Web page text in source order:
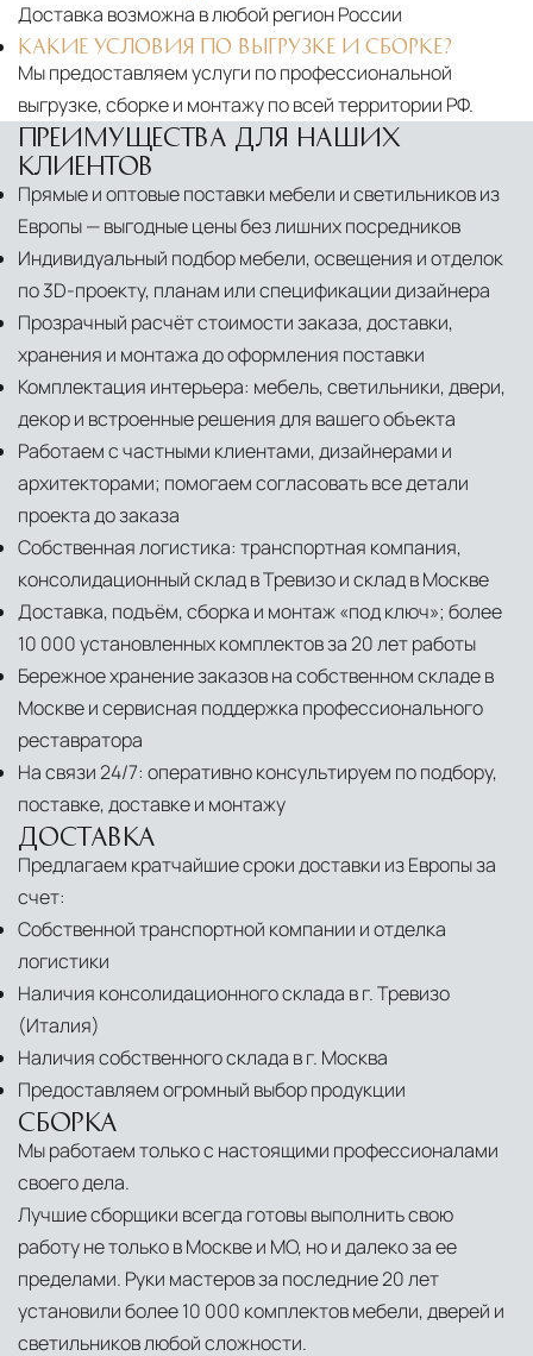
Доставка возможна в любой регион России
КАКИЕ УСЛОВИЯ ПО ВЫГРУЗКЕ И СБОРКЕ?
Мы предоставляем услуги по профессиональной
выгрузке, сборке и монтажу по всей территории РФ.
ПРЕИМУЩЕСТВА ДЛЯ НАШИХ
КЛИЕНТОВ
Прямые и оптовые поставки мебели и светильников из
Европы — выгодные цены без лишних посредников
Индивидуальный подбор мебели, освещения и отделок
по 3D-проекту, планам или спецификации дизайнера
Прозрачный расчёт стоимости заказа, доставки,
хранения и монтажа до оформления поставки
Комплектация интерьера: мебель, светильники, двери,
декор и встроенные решения для вашего объекта
Работаем с частными клиентами, дизайнерами и
архитекторами; помогаем согласовать все детали
проекта до заказа
Собственная логистика: транспортная компания,
консолидационный склад в Тревизо и склад в Москве
Доставка, подъём, сборка и монтаж «под ключ»; более
10 000 установленных комплектов за 20 лет работы
Бережное хранение заказов на собственном складе в
Москве и сервисная поддержка профессионального
реставратора
На связи 24/7: оперативно консультируем по подбору,
поставке, доставке и монтажу
ДОСТАВКА
Предлагаем кратчайшие сроки доставки из Европы за
счет:
Собственной транспортной компании и отделка
логистики
Наличия консолидационного склада в г. Тревизо
(Италия)
Наличия собственного склада в г. Москва
Предоставляем огромный выбор продукции
СБОРКА
Мы работаем только с настоящими профессионалами
своего дела.
Лучшие сборщики всегда готовы выполнить свою
работу не только в Москве и МО, но и далеко за ее
пределами. Руки мастеров за последние 20 лет
установили более 10 000 комплектов мебели, дверей и
светильников любой сложности.